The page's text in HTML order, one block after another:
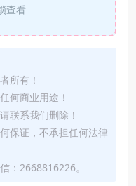
查看
所有！
何商业用途！
联系我们删除！
保证，不承担任何法律
：2668816226。